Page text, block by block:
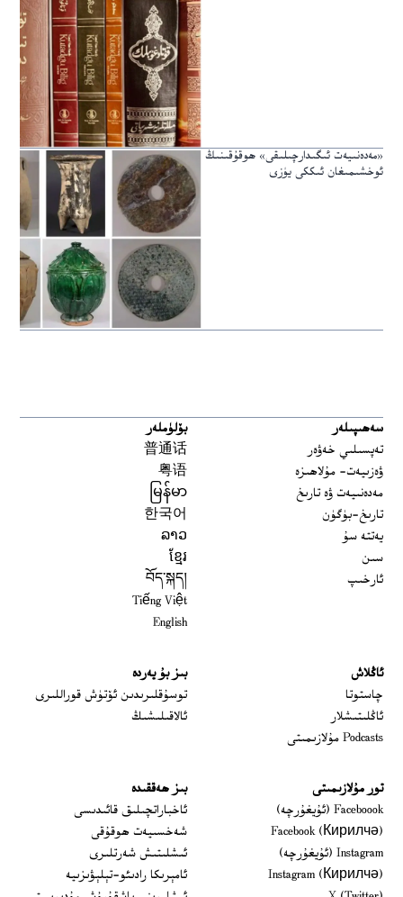
«مەدەنىيەت ئىگىدارچىلىقى» ھوقۇقىنىڭ
ئوخشىمىغان ئىككى يۈزى
سەھىپىلەر
تەپسىلىي خەۋەر
ۋەزىيەت- مۇلاھىزە
مەدەنىيەت ۋە تارىخ
تارىخ-بۈگۈن
يەتتە سۇ
سىن
ئارخىپ
بۆلۈملەر
普通话
粤语
မြန်မာ
한국어
ລາວ
ខ្មែរ
བོད་སྐད།
Tiếng Việt
English
ئاڭلاش
چاستوتا
ئاڭلىتىشلار
Podcasts مۇلازىمىتى
بىز بۇ يەردە
توسۇقلىرىدىن ئۆتۈش قوراللىرى
ئالاقىلىشىڭ
تور مۇلازىمىتى
Faceboook (ئۇيغۇرچە)
Opens in new window
Facebook (Кирилчә)
Opens in new window
Instagram (ئۇيغۇرچە)
Opens in new window
Instagram (Кирилчә)
Opens in new window
بىز ھەققىدە
ئاخباراتچىلىق قائىدىسى
شەخسىيەت ھوقۇقى
ئىشلىتىش شەرتلىرى
ئامېرىكا رادىئو-تېلېۋىزىيە